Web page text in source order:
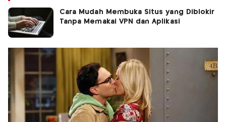
Cara Mudah Membuka Situs yang Diblokir
Tanpa Memakai VPN dan Aplikasi